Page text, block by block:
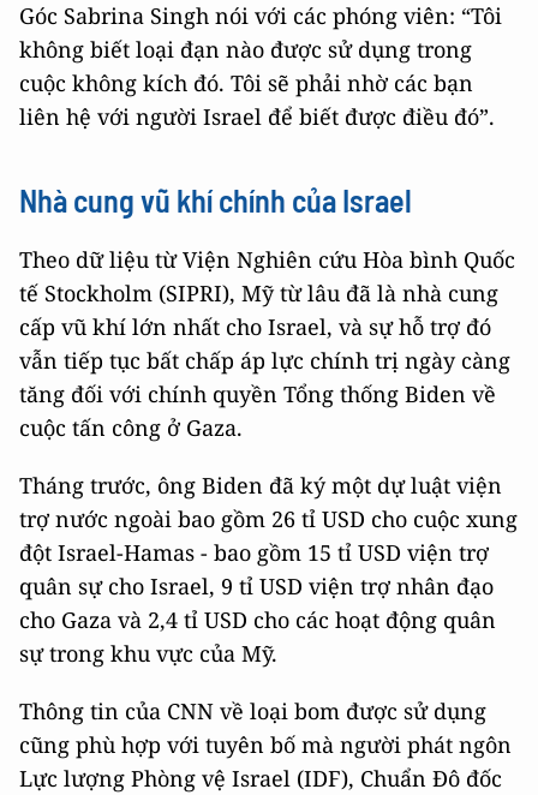
Góc Sabrina Singh nói với các phóng viên: “Tôi
không biết loại đạn nào được sử dụng trong
cuộc không kích đó. Tôi sẽ phải nhờ các bạn
liên hệ với người Israel để biết được điều đó”.
Nhà cung vũ khí chính của Israel
Theo dữ liệu từ Viện Nghiên cứu Hòa bình Quốc
tế Stockholm (SIPRI), Mỹ từ lâu đã là nhà cung
cấp vũ khí lớn nhất cho Israel, và sự hỗ trợ đó
vẫn tiếp tục bất chấp áp lực chính trị ngày càng
tăng đối với chính quyền Tổng thống Biden về
cuộc tấn công ở Gaza.
Tháng trước, ông Biden đã ký một dự luật viện
trợ nước ngoài bao gồm 26 tỉ USD cho cuộc xung
đột Israel-Hamas - bao gồm 15 tỉ USD viện trợ
quân sự cho Israel, 9 tỉ USD viện trợ nhân đạo
cho Gaza và 2,4 tỉ USD cho các hoạt động quân
sự trong khu vực của Mỹ.
Thông tin của CNN về loại bom được sử dụng
cũng phù hợp với tuyên bố mà người phát ngôn
Lực lượng Phòng vệ Israel (IDF), Chuẩn Đô đốc